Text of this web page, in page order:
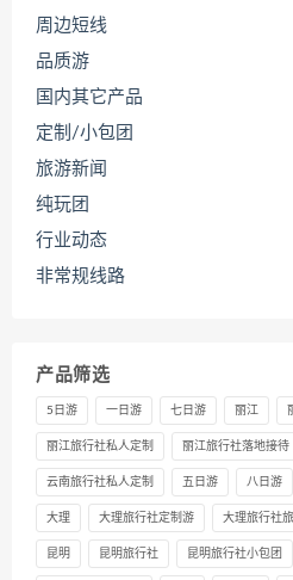
周边短线
品质游
国内其它产品
定制/小包团
旅游新闻
纯玩团
行业动态
非常规线路
产品筛选
5日游 一日游 七日游 丽江
丽江旅行社私人定制 丽江旅行社落地接待
云南旅行社私人定制 五日游 八日游
大理 大理旅行社定制游 大理旅行社
昆明 昆明旅行社 昆明旅行社小包团